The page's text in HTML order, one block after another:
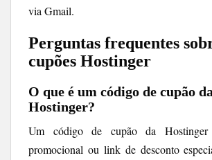
via Gmail.
Perguntas frequentes
cupões Hostinger
O que é um código de cupão da
Hostinger?
Um código de cupão da
promocional ou link de desconto